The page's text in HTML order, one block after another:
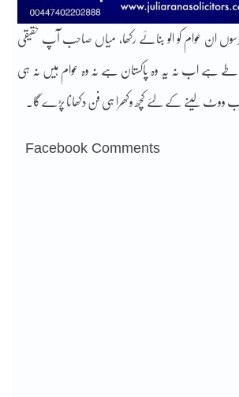
ان عوام کو الو بنائے رکھا، میاں صاحب آپ حقیقی
تو طے ہے اب نہ یہ وہ پاکستان ہے نہ وہ عوام ہیں نہ ہی
ووٹ لینے کے لئے کچھ وکھرا ہی فن دکھانا پڑے گا۔
Facebook Comments